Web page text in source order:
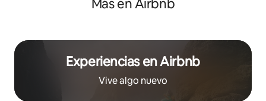
Más en Airbnb
Experiencias en Airbnb
Vive algo nuevo